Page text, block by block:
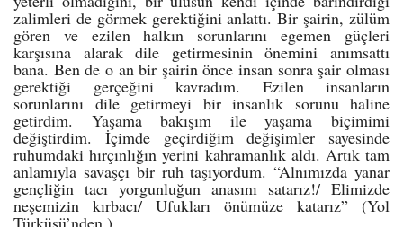
zalimleri de görmek gerektiğini anlattı. Bir şairin, zülüm
gören ve ezilen halkın sorunlarını egemen güçleri
karşısına alarak dile getirmesinin önemini anımsattı
bana. Ben de o an bir şairin önce insan sonra şair olması
gerektiği gerçeğini kavradım. Ezilen insanların
sorunlarını dile getirmeyi bir insanlık sorunu haline
getirdim. Yaşama bakışım ile yaşama biçimimi
değiştirdim. İçimde geçirdiğim değişimler sayesinde
ruhumdaki hırçınlığın yerini kahramanlık aldı. Artık tam
anlamıyla savaşçı bir ruh taşıyordum. “Alnımızda yanar
gençliğin tacı yorgunluğun anasını satarız!/ Elimizde
neşemizin kırbacı/ Ufukları önümüze katarız” (Yol